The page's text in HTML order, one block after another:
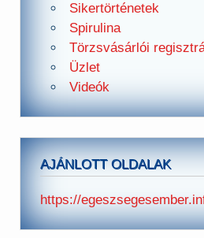
Sikertörténetek
Spirulina
Törzsvásárlói
Üzlet
Videók
AJÁNLOTT OLDALAK
https://